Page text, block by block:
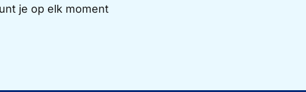
je op elk moment